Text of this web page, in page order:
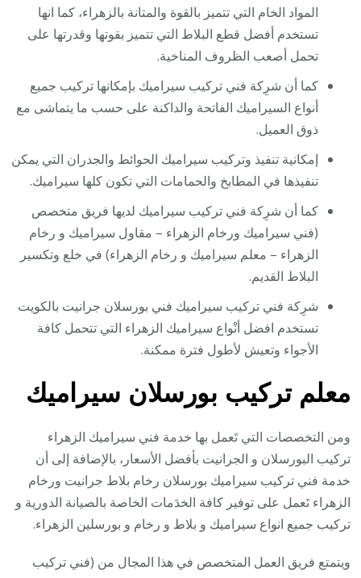
المواد الخام التي تتميز بالقوة والمتانة بالزهراء، كما انها
تستخدم أفضل قطع البلاط التي تتميز بقوتها وقدرتها على
تحمل أصعب الظروف المناخية.
كما أن شرِكة فني تركيب سيراميك بإمكانها تركيب جميع
أنواع السيراميك الفاتحة والداكنة على حسب ما يتماشى مع
ذوق العميل.
إمكانية تنفيذ وتركيب سيراميك الحوائط والجدران التي يمكن
تنفيذها في المطابخ والحمامات التي تكون كلها سيراميك.
كما أن شرِكة فني تركيب سيراميك لديها فريق متخصص
(فني سيراميك ورخام الزهراء – مقاول سيراميك و رخام
الزهراء – معلم سيراميك و رخام الزهراء) في خلع وتكسير
البلاط القديم.
شرِكة فني تركيب سيراميك فني بورسلان جرانيت بالكويت
تستخدم افضل أنْواع سيراميك الزهراء التي تتحمل كافة
الأجواء وتعيش لأطول فترة ممكنة.
معلمتركيب بورسلان سيراميك
ومن التخصصات التي تَعمل بها خدمة فني سيراميك الزهراء
تركيب البورسلان و الجرانيت بأفضل الأسعار، بالإضافة إلى أن
خدمة فني تركيب سيراميك بورسلان رخام بلاط جرانيت ورخام
الزهراء تَعمل على توفير كافة الخدَمات الخاصة بالصيانة الدورية و
تركيب جميع انواع سيراميك و بلاط و رخام و بورسلين الزهراء.
ويتمتع فريق العمل المتخصص في هذا المجال من (فني تركيب